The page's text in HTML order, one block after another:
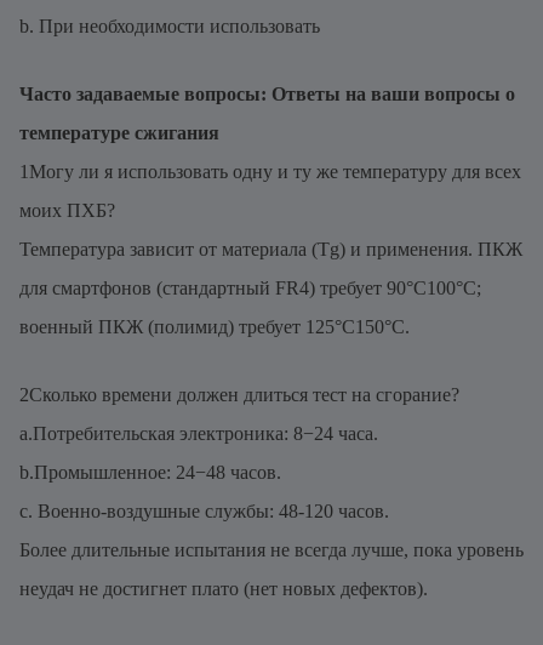
b. При необходимости использовать
Часто задаваемые вопросы: Ответы на ваши вопросы о
температуре сжигания
1Могу ли я использовать одну и ту же температуру для всех
моих ПХБ?
Температура зависит от материала (Tg) и применения. ПКЖ
для смартфонов (стандартный FR4) требует 90°C100°C;
военный ПКЖ (полимид) требует 125°C150°C.
2Сколько времени должен длиться тест на сгорание?
a.Потребительская электроника: 8−24 часа.
b.Промышленное: 24−48 часов.
c. Военно-воздушные службы: 48-120 часов.
Более длительные испытания не всегда лучше, пока уровень
неудач не достигнет плато (нет новых дефектов).